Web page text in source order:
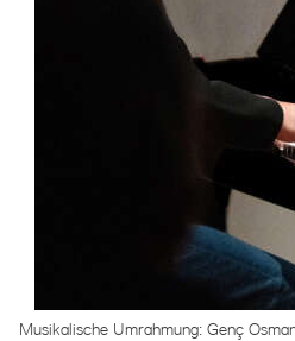
Musikalische Umrahmung: Genç